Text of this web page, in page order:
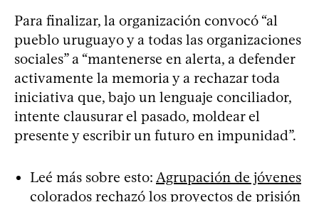
Para finalizar, la organización convocó “al
pueblo uruguayo y a todas las organizaciones
sociales” a “mantenerse en alerta, a defender
activamente la memoria y a rechazar toda
iniciativa que, bajo un lenguaje conciliador,
intente clausurar el pasado, moldear el
presente y escribir un futuro en impunidad”.
Leé más sobre esto: Agrupación de jóvenes
colorados rechazó los proyectos de prisión